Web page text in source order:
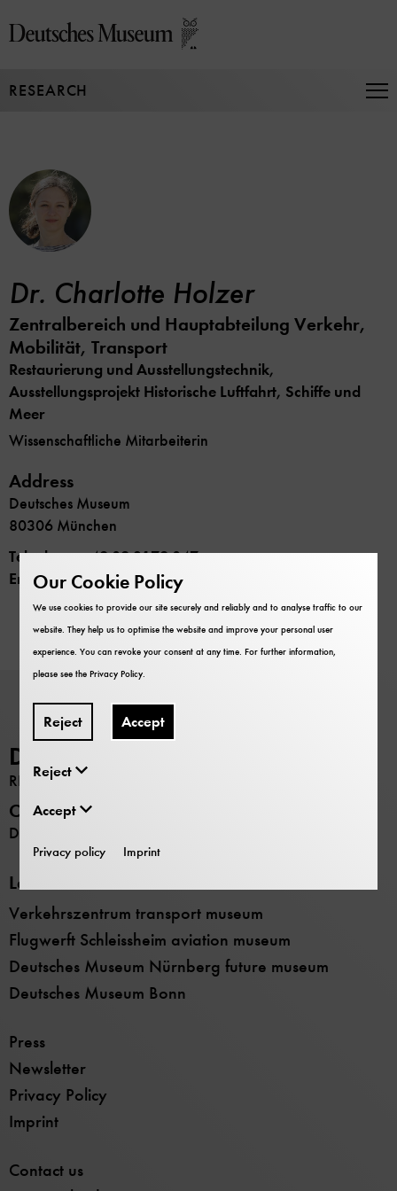
directly
page
RESEARCH
Dr. Charlotte Holzer
Zentralbereich und Hauptabteilung Verkehr,
Mobilität, Transport
Restaurierung und Ausstellungstechnik,
Ausstellungsprojekt Historische Luftfahrt, Schiffe und
Meer
Wissenschaftliche Mitarbeiterin
Address
Deutsches Museum
80306 München
Telephone+49 89 2179 847
Emailc.holzer@deutsches-museum.de
Deutsches Museum
RESEARCH
Opening hours
Daily 9:00 –17:00
Locations
Verkehrszentrum transport museum
Flugwerft Schleissheim aviation museum
Deutsches Museum Nürnberg future museum
Deutsches Museum Bonn
Press
Newsletter
Privacy Policy
Imprint
Contact us
Our Cookie Policy
We use cookies to provide our site securely and reliably and to analyse traffic to our
website. They help us to optimise the website and improve your personal user
experience. You can revoke your consent at any time. For further information,
please see thePrivacy Policy.
Reject Accept
Reject
Accept
Privacy policy Imprint